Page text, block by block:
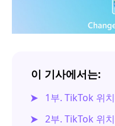
이 기사에서는:
1부. TikTok 위
2부. TikTok 위